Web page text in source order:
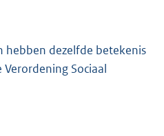
hebben dezelfde betekenis
Sociaal